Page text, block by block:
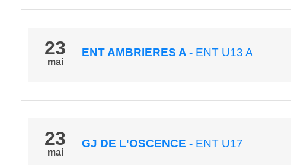
23
mai
ENT AMBRIERES A - ENT U13 A
23
mai
GJ DE L'OSCENCE - ENT U17